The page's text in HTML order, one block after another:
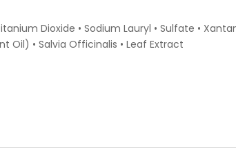
Dioxide • Sodium Lauryl • Sulfate •
Oil) • Salvia Officinalis • Leaf Extract